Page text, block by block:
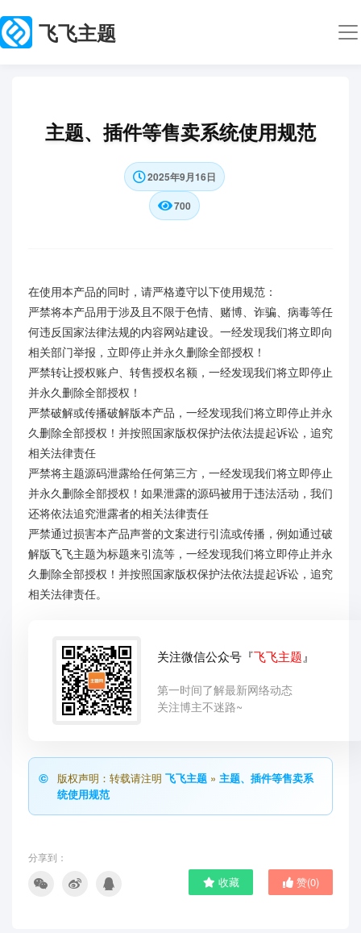
飞飞主题
主题、插件等售卖系统使用规范
2025年9月16日
700
在使用本产品的同时，请严格遵守以下使用规范：
严禁将本产品用于涉及且不限于色情、赌博、诈骗、病毒等任
何违反国家法律法规的内容网站建设。一经发现我们将立即向
相关部门举报，立即停止并永久删除全部授权！
严禁转让授权账户、转售授权名额，一经发现我们将立即停止
并永久删除全部授权！
严禁破解或传播破解版本产品，一经发现我们将立即停止并永
久删除全部授权！并按照国家版权保护法依法提起诉讼，追究
相关法律责任
严禁将主题源码泄露给任何第三方，一经发现我们将立即停止
并永久删除全部授权！如果泄露的源码被用于违法活动，我们
还将依法追究泄露者的相关法律责任
严禁通过损害本产品声誉的文案进行引流或传播，例如通过破
解版飞飞主题为标题来引流等，一经发现我们将立即停止并永
久删除全部授权！并按照国家版权保护法依法提起诉讼，追究
相关法律责任。
关注微信公众号『飞飞主题 』
第一时间了解最新网络动态
关注博主不迷路~
版权声明：转载请注明 飞飞主题 » 主题、插件等售卖系
统使用规范
分享到：
收藏 赞(0)